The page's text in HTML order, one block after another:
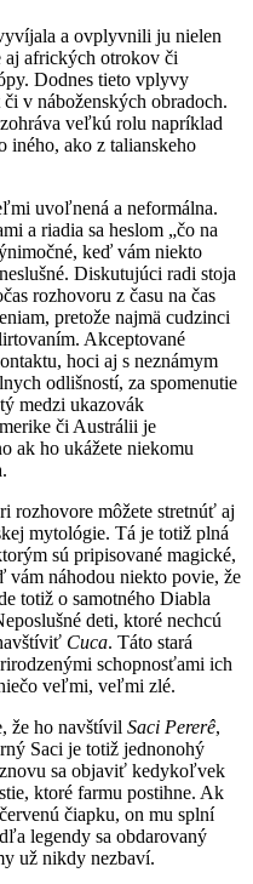
a ovplyvnili ju nielen
aj afrických otrokov či
Dodnes tieto vplyvy
v náboženských obradoch.
veľkú rolu napríklad
iného, ako z talianskeho
uvoľnená a neformálna.
a riadia sa heslom „čo na
keď vám niekto
Diskutujúci radi stoja
rozhovoru z času na čas
pretože najmä cudzinci
Akceptované
hoci aj s neznámym
odlišností, za spomenutie
medzi ukazovák
či Austrálii je
ak ho ukážete niekomu
rozhovore môžete stretnúť aj
mytológie. Tá je totiž plná
sú pripisované magické,
náhodou niekto povie, že
totiž o samotného Diabla
deti, ktoré nechcú
Cuca. Táto stará
schopnosťami ich
veľmi, veľmi zlé.
že ho navštívil Saci Pererê,
Saci je totiž jednonohý
sa objaviť kedykoľvek
ktoré farmu postihne. Ak
čiapku, on mu splní
legendy sa obdarovaný
už nikdy nezbaví.